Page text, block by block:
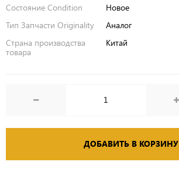
Состояние Condition
Новое
Тип Запчасти Originality
Аналог
Страна производства
товара
Китай
ДОБАВИТЬ В КОРЗИНУ